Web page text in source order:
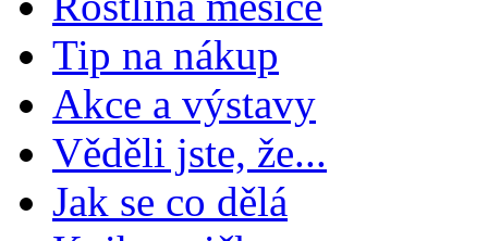
Tip na nákup
Akce a výstavy
Věděli jste, že...
Jak se co dělá